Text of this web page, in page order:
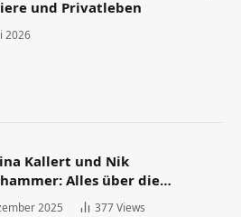
und Privatleben
2026
Kallert und Nik
Alles über die
und ihr Leben danach
2025 377Views